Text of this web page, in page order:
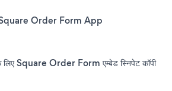
Order Form App
Square Order Form एम्बेड स्निपेट कॉपी